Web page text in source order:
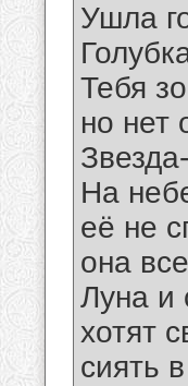
Ушла
Тебя
но нет
На
её не
она
Луна и
хотят
сиять